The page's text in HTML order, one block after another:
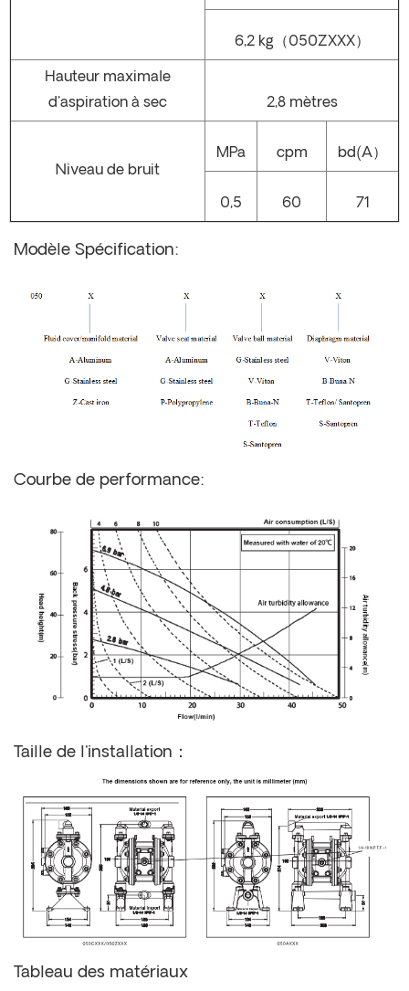
6,2 kg（050ZXXX）
Hauteur maximale
d'aspiration à sec
2,8 mètres
Niveau de bruit
MPa cpm bd(A）
0,5 60 71
Modèle Spécification:
Courbe de performance:
Taille de l'installation：
Tableau des matériaux